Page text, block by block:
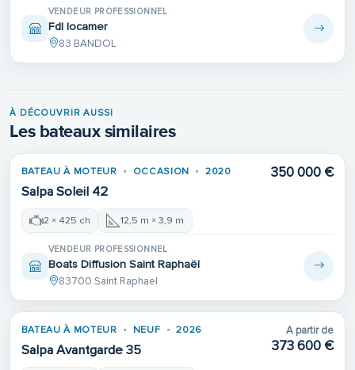
VENDEUR PROFESSIONNEL
Fdl locamer
83 BANDOL
À DÉCOUVRIR AUSSI
Les bateaux similaires
BATEAU À MOTEUR OCCASION 2020
Salpa Soleil 42
350 000 €
2 × 425 ch 12,5 m × 3,9 m
VENDEUR PROFESSIONNEL
Boats Diffusion Saint Raphaël
83700 Saint Raphael
BATEAU À MOTEUR NEUF 2026
Salpa Avantgarde 35
A partir de
373 600 €